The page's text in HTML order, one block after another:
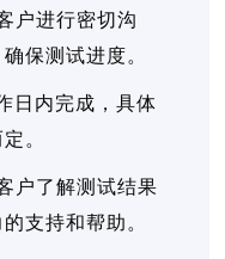
户进行密切沟
保测试进度。
日内完成，具体
。
户了解测试结果
支持和帮助。